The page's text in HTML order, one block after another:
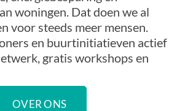
woningen. Dat doen we al
voor steeds meer mensen.
en buurtinitiatieven actief
gratis workshops en
OVER ONS